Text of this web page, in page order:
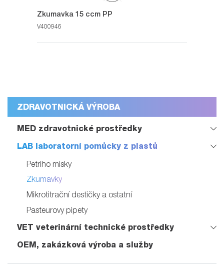
ZDRAVOTNICKÁ VÝROBA
MED zdravotnické prostředky
LAB laboratorní pomůcky z plastů
Petriho misky
Zkumavky
Mikrotitrační destičky a ostatní
Pasteurovy pipety
VET veterinární technické prostředky
OEM, zakázková výroba a služby
Zkumavka 15 ccm PP
V400946